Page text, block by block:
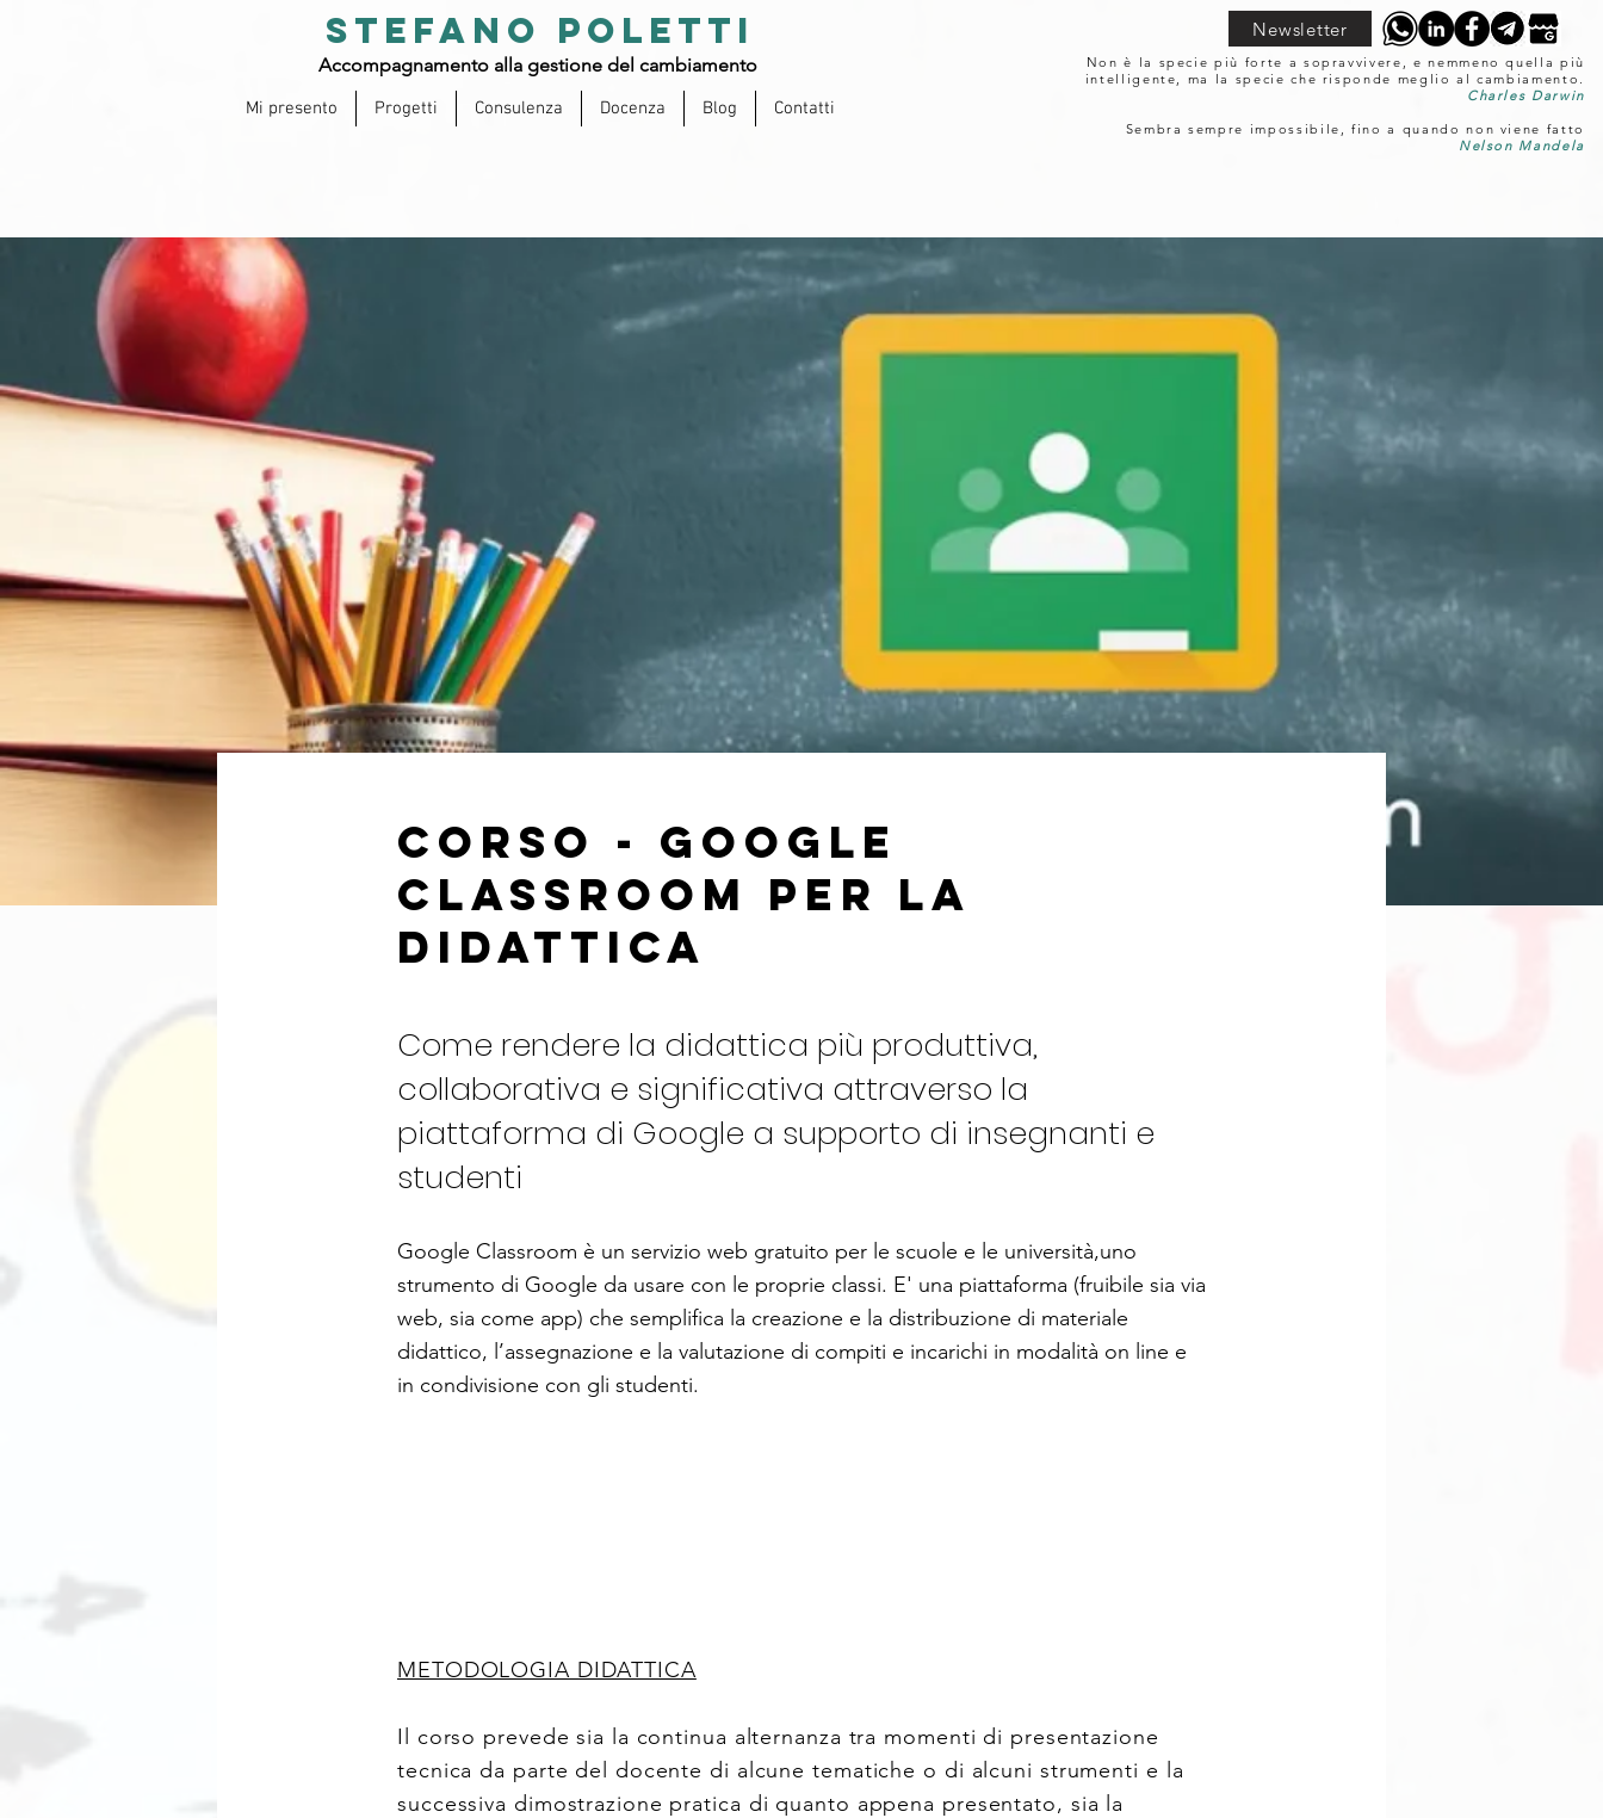
STEFANO POLETTI
Accompagnamento alla gestione del cambiamento
Mi presento Progetti Consulenza Docenza Blog Contatti
Newsletter
Non è la specie più forte a sopravvivere, e nemmeno quella più
intelligente, ma la specie che risponde meglio al cambiamento.
Charles Darwin
Sembra sempre impossibile, fino a quando non viene fatto
Nelson Mandela
Corso - Google
Classroom per la
didattica
Come rendere la didattica più produttiva,
collaborativa e significativa attraverso la
piattaforma di Google a supporto di insegnanti e
studenti
Google Classroom è un servizio web gratuito per le scuole e le università,uno
strumento di Google da usare con le proprie classi. E' una piattaforma (fruibile sia via
web, sia come app) che semplifica la creazione e la distribuzione di materiale
didattico, l’assegnazione e la valutazione di compiti e incarichi in modalità on line e
in condivisione con gli studenti.
METODOLOGIA DIDATTICA
Il corso prevede sia la continua alternanza tra momenti di presentazione
tecnica da parte del docente di alcune tematiche o di alcuni strumenti e la
successiva dimostrazione pratica di quanto appena presentato, sia la